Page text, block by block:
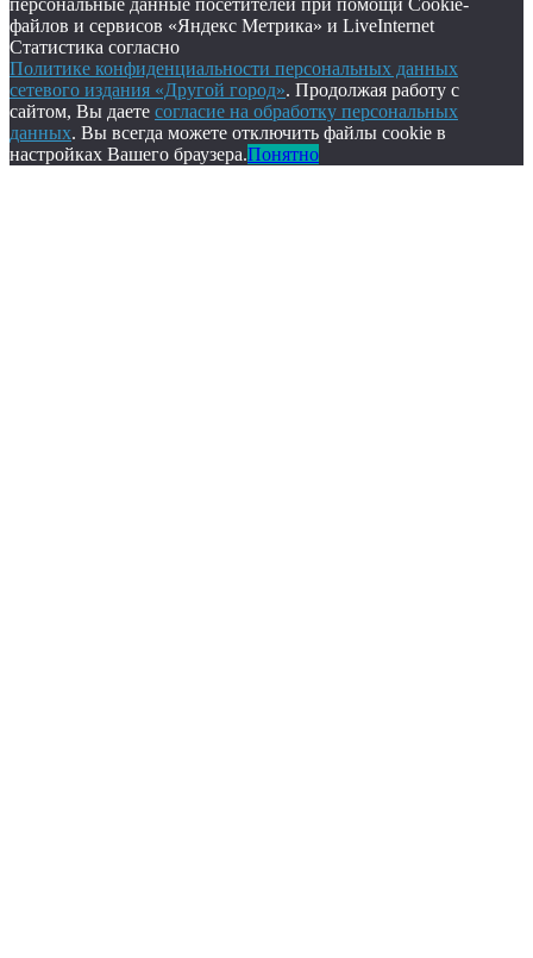
файлов и сервисов «Яндекс Метрика» и LiveInternet
Статистика согласно
Политике конфиденциальности персональных данных
сетевого издания «Другой город». Продолжая работу с
сайтом, Вы даете согласие на обработку персональных
данных. Вы всегда можете отключить файлы cookie в
настройках Вашего браузера.Понятно